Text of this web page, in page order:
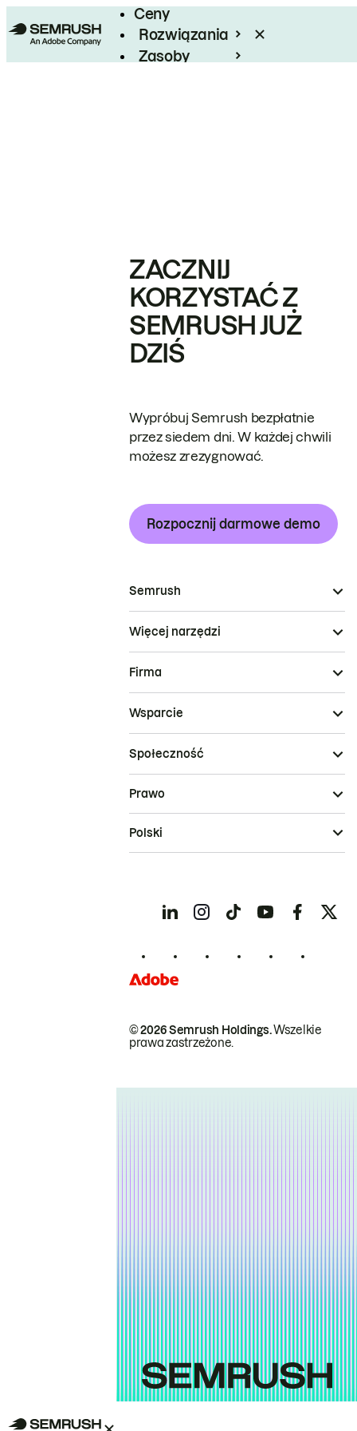
Ceny
Rozwiązania
Zasoby
ZACZNIJ
KORZYSTAĆ Z
SEMRUSH JUŻ
DZIŚ
Wypróbuj Semrush bezpłatnie
przez siedem dni. W każdej chwili
możesz zrezygnować.
Rozpocznij darmowe demo
Semrush
Więcej narzędzi
Firma
Wsparcie
Społeczność
© 2026 Semrush Holdings.Wszelkie
prawa zastrzeżone.
Prawo
Polski